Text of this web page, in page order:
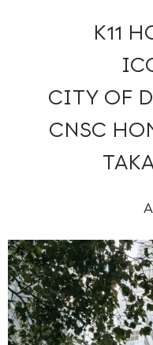
K11
CITY OF
CNSC